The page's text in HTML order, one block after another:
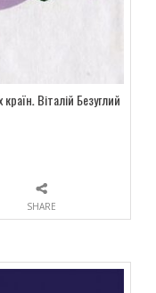
Віталій Безуглий
SHARE